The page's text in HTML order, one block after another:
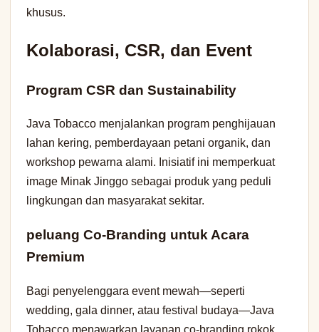
khusus.
Kolaborasi, CSR, dan Event
Program CSR dan Sustainability
Java Tobacco menjalankan program penghijauan
lahan kering, pemberdayaan petani organik, dan
workshop pewarna alami. Inisiatif ini memperkuat
image Minak Jinggo sebagai produk yang peduli
lingkungan dan masyarakat sekitar.
peluang Co-Branding untuk Acara
Premium
Bagi penyelenggara event mewah—seperti
wedding, gala dinner, atau festival budaya—Java
Tobacco menawarkan layanan co-branding rokok